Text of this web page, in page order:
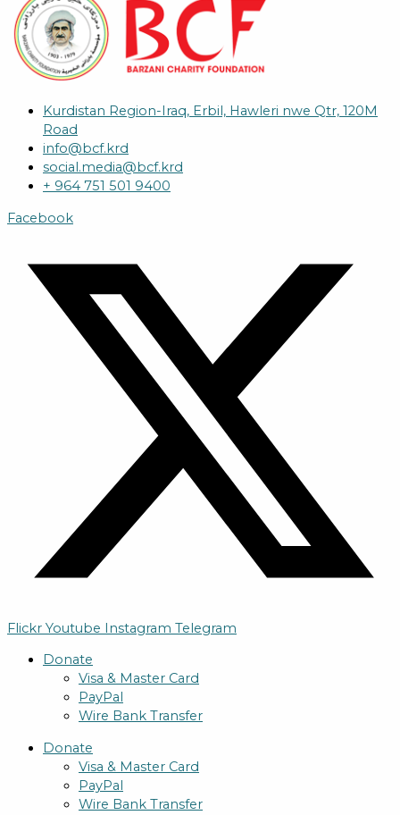
Kurdistan Region-Iraq, Erbil, Hawleri nwe Qtr, 120M
Road
info@bcf.krd
social.media@bcf.krd
+ 964 751 501 9400
Facebook
Flickr Youtube Instagram Telegram
Donate
Visa & Master Card
PayPal
Wire Bank Transfer
Donate
Visa & Master Card
PayPal
Wire Bank Transfer